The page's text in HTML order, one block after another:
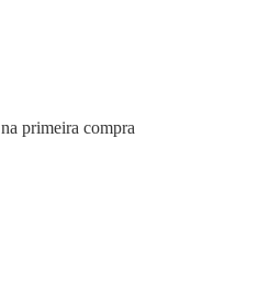
na primeira compra